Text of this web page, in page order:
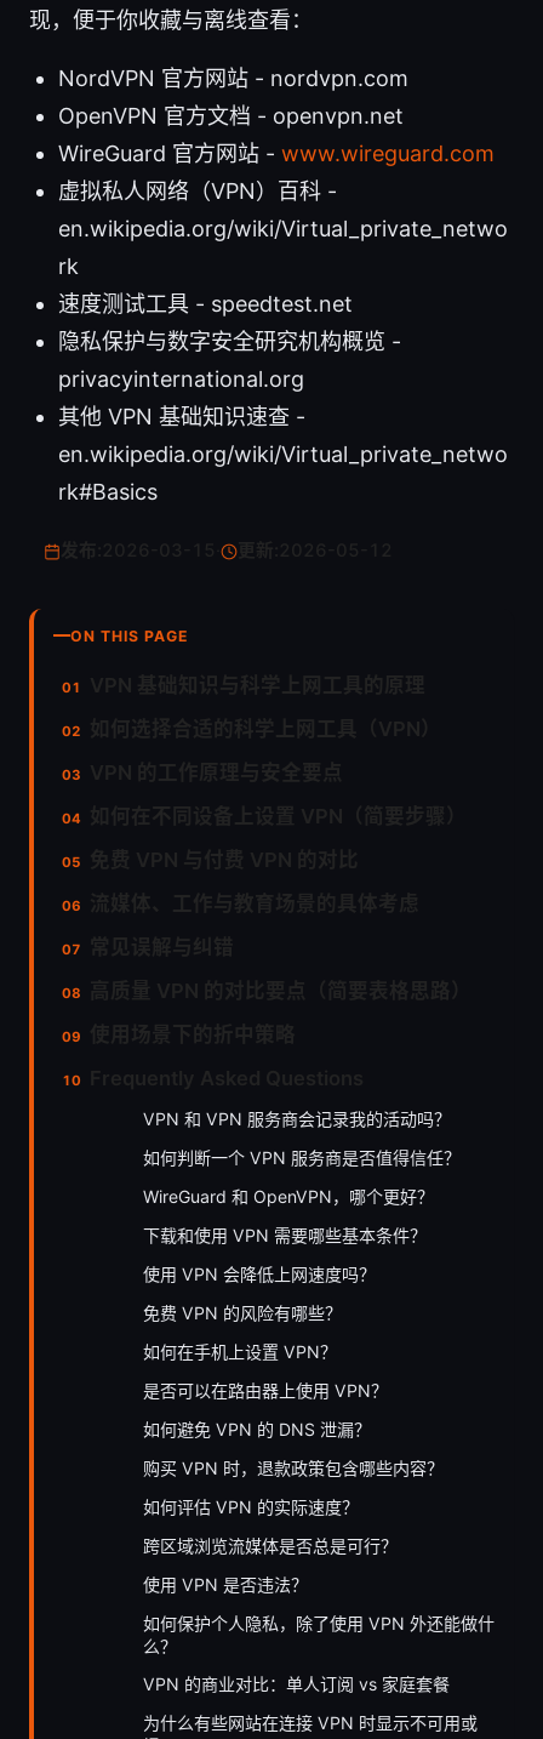
现，便于你收藏与离线查看：
NordVPN 官方网站 - nordvpn.com
OpenVPN 官方文档 - openvpn.net
WireGuard 官方网站 - www.wireguard.com
虚拟私人网络（VPN）百科 -
en.wikipedia.org/wiki/Virtual_private_netwo
rk
速度测试工具 - speedtest.net
隐私保护与数字安全研究机构概览 -
privacyinternational.org
其他 VPN 基础知识速查 -
en.wikipedia.org/wiki/Virtual_private_netwo
rk#Basics
更新:
ON THIS PAGE
VPN 和 VPN 服务商会记录我的活动吗？
如何判断一个 VPN 服务商是否值得信任？
WireGuard 和 OpenVPN，哪个更好？
下载和使用 VPN 需要哪些基本条件？
使用 VPN 会降低上网速度吗？
免费 VPN 的风险有哪些？
如何在手机上设置 VPN？
是否可以在路由器上使用 VPN？
如何避免 VPN 的 DNS 泄漏？
购买 VPN 时，退款政策包含哪些内容？
如何评估 VPN 的实际速度？
跨区域浏览流媒体是否总是可行？
使用 VPN 是否违法？
如何保护个人隐私，除了使用 VPN 外还能做什
么？
VPN 的商业对比：单人订阅 vs 家庭套餐
为什么有些网站在连接 VPN 时显示不可用或